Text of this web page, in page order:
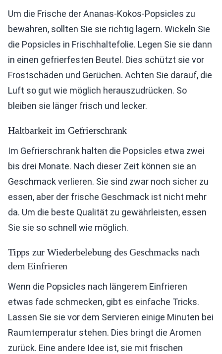
Um die Frische der Ananas-Kokos-Popsicles zu
bewahren, sollten Sie sie richtig lagern. Wickeln Sie
die Popsicles in Frischhaltefolie. Legen Sie sie dann
in einen gefrierfesten Beutel. Dies schützt sie vor
Frostschäden und Gerüchen. Achten Sie darauf, die
Luft so gut wie möglich herauszudrücken. So
bleiben sie länger frisch und lecker.
Haltbarkeit im Gefrierschrank
Im Gefrierschrank halten die Popsicles etwa zwei
bis drei Monate. Nach dieser Zeit können sie an
Geschmack verlieren. Sie sind zwar noch sicher zu
essen, aber der frische Geschmack ist nicht mehr
da. Um die beste Qualität zu gewährleisten, essen
Sie sie so schnell wie möglich.
Tipps zur Wiederbelebung des Geschmacks nach
dem Einfrieren
Wenn die Popsicles nach längerem Einfrieren
etwas fade schmecken, gibt es einfache Tricks.
Lassen Sie sie vor dem Servieren einige Minuten bei
Raumtemperatur stehen. Dies bringt die Aromen
zurück. Eine andere Idee ist, sie mit frischen